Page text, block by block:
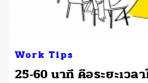
Work Tips
25-60 นาที คือระยะเวล